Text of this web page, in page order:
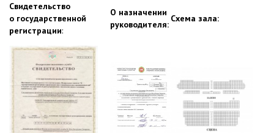
Свидетельство
о государственной
регистрации:
О назначении
руководителя:
Схема зала: